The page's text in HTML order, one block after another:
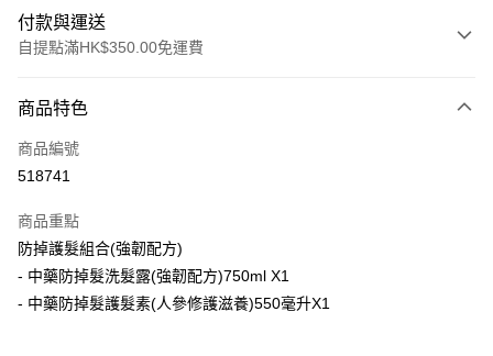
付款與運送
自提點滿HK$350.00免運費
信用卡
AlipayHK
WeChat Pay
送貨方式
商品特色
商品編號
518741
商品重點
防掉護髮組合(強韌配方)
- 中藥防掉髮洗髮露(強韌配方)750ml X1
- 中藥防掉髮護髮素(人參修護滋養)550毫升X1